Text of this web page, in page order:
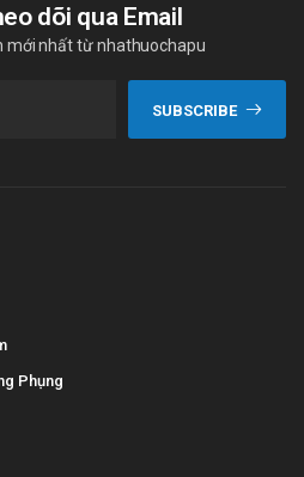
dõi qua Email
mới nhất từ nhathuochapu
SUBSCRIBE
Phụng